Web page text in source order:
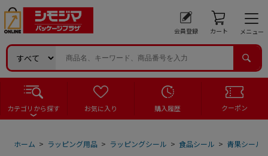
会員登録 カート メニュー
カテゴリから探す お気に入り 購入履歴 クーポン
ホーム > ラッピング用品 > ラッピングシール > 食品シール > 青果シール